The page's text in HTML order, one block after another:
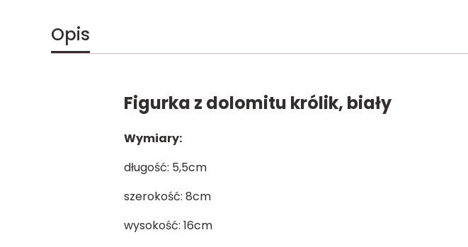
Opis
Figurka z dolomitu królik, biały
Wymiary:
długość: 5,5cm
szerokość: 8cm
wysokość: 16cm